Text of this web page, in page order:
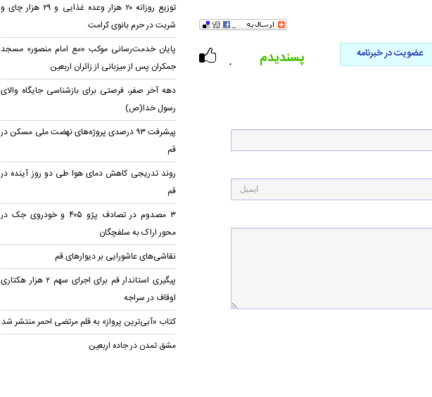
عضویت در خبرنامه
۰ پسندیدم
توزیع روزانه ۲۰ هزار وعده غذایی و ۲۹ هزار چای و
شربت در حرم بانوی کرامت
پایان خدمت‌رسانی موکب «مع امام منصور» مسجد
جمکران پس از میزبانی از زائران اربعین
دهه آخر صفر، فرصتی برای بازشناسی جایگاه والای
رسول خدا(ص)
پیشرفت ۹۳ درصدی پروژه‌های نهضت ملی مسکن در
قم
روند تدریجی کاهش دمای هوا طی دو روز آینده در
قم
۳ مصدوم در تصادف پژو ۴۰۵ و خودروی جک در
محور اراک به سلفچگان
نقاشی‌های عاشورایی بر دیوار‌های قم
پیگیری استاندار قم برای اجرای سهم ۲ هزار هکتاری
اوقاف در سراجه
کتاب «آبی‌ترین پرواز» به قلم مرتضی احمر منتشر شد
مشق تمدن در جاده اربعین